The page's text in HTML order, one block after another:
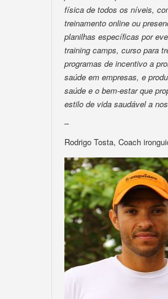
física de todos os níveis,
treinamento online ou
planilhas específicas por
training camps, curso para
programas de incentivo a
saúde em empresas, e
saúde e o bem-estar que
estilo de vida saudável a
–
Rodrigo Tosta, Coach